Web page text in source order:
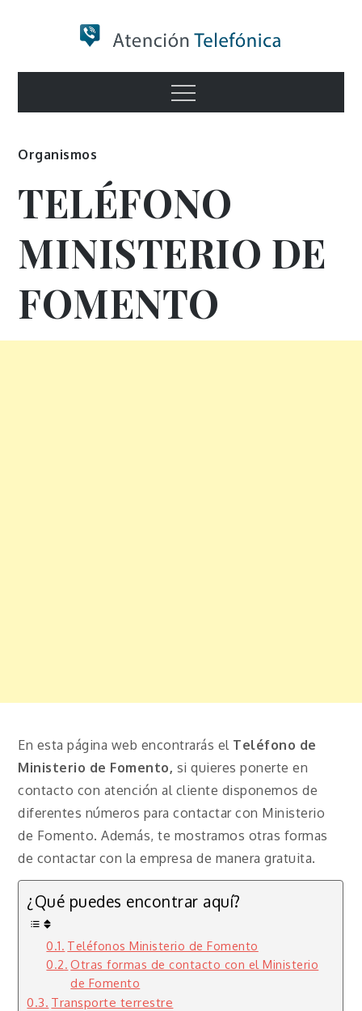
Numero de
Información
Menu
Organismos
TELÉFONO
MINISTERIO DE
FOMENTO
En esta página web encontrarás el Teléfono de
Ministerio de Fomento, si quieres ponerte en
contacto con atención al cliente disponemos de
diferentes números para contactar con Ministerio
de Fomento. Además, te mostramos otras formas
de contactar con la empresa de manera gratuita.
¿Qué puedes encontrar aquí?
Teléfonos Ministerio de Fomento
Otras formas de contacto con el Ministerio
de Fomento
Transporte terrestre